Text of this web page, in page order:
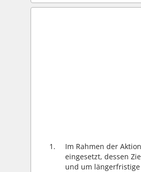
1.
Im Rahmen der
eingesetzt, dessen
und um